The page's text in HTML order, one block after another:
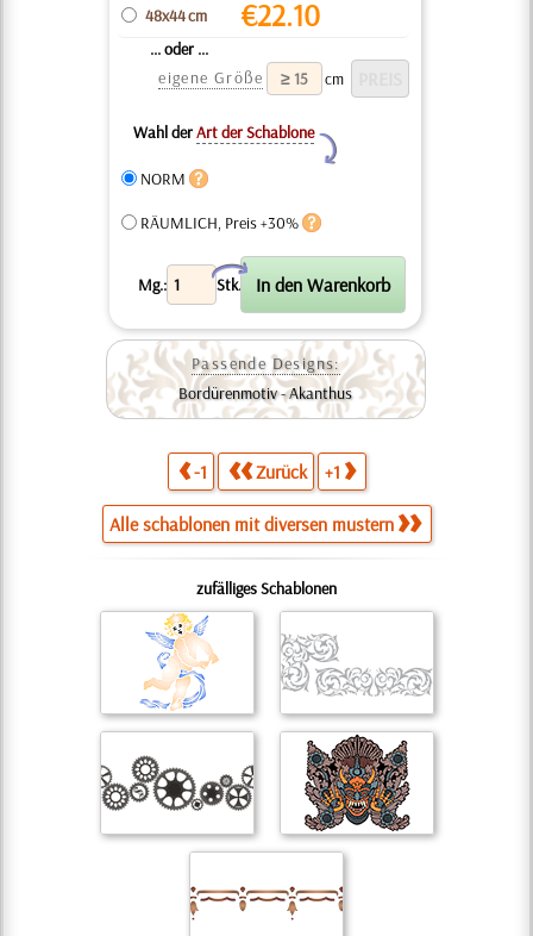
48x44 cm €22.10
... oder ...
eigene Größe
cm
Wahl derArt der Schablone
Y
NORM
RÄUMLICH, Preis +30%
Mg.: Stk.
X
Passende Designs:
Bordürenmotiv - Akanthus
-1 Zurück +1
Alle schablonen mit diversen mustern
zufälliges Schablonen